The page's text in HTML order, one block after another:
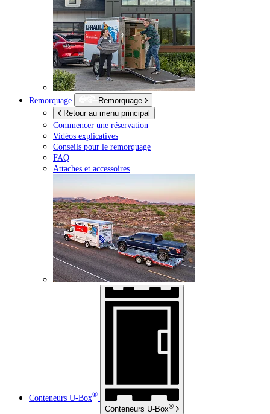
Remorquage
Remorquage
Retour au menu principal
Commencer une réservation
Vidéos explicatives
Conseils pour le remorquage
FAQ
Attaches et accessoires
Conteneurs U-Box®
Conteneurs U-Box®